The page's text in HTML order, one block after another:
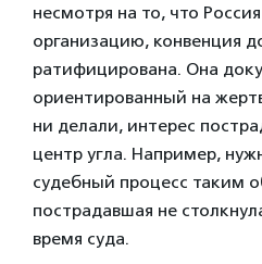
несмотря на то, что
организацию, конвенция
ратифицирована. Она
ориентированный на
ни делали, интерес
центр угла. Например,
судебный процесс таким
пострадавшая не
время суда.